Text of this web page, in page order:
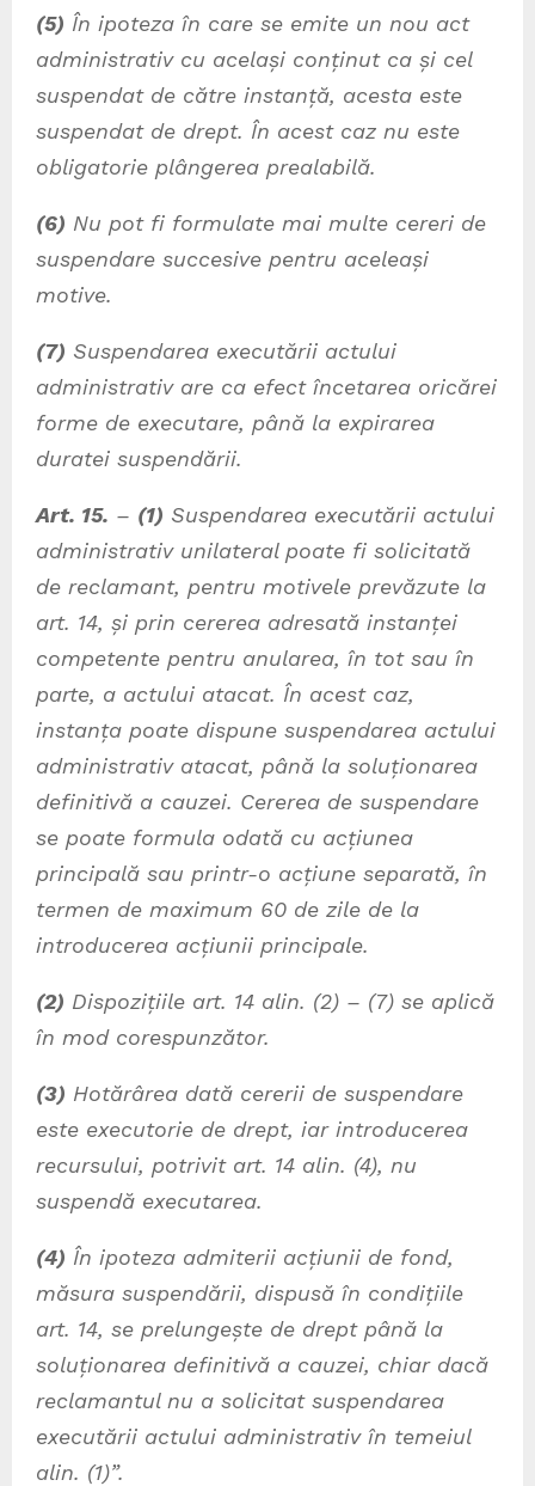
(5) În ipoteza în care se emite un nou act
administrativ cu același conținut ca și cel
suspendat de către instanță, acesta este
suspendat de drept. În acest caz nu este
obligatorie plângerea prealabilă.
(6) Nu pot fi formulate mai multe cereri de
suspendare succesive pentru aceleași
motive.
(7) Suspendarea executării actului
administrativ are ca efect încetarea oricărei
forme de executare, până la expirarea
duratei suspendării.
Art. 15. – (1) Suspendarea executării actului
administrativ unilateral poate fi solicitată
de reclamant, pentru motivele prevăzute la
art. 14, și prin cererea adresată instanței
competente pentru anularea, în tot sau în
parte, a actului atacat. În acest caz,
instanța poate dispune suspendarea actului
administrativ atacat, până la soluționarea
definitivă a cauzei. Cererea de suspendare
se poate formula odată cu acțiunea
principală sau printr-o acțiune separată, în
termen de maximum 60 de zile de la
introducerea acțiunii principale.
(2) Dispozițiile art. 14 alin. (2) – (7) se aplică
în mod corespunzător.
(3) Hotărârea dată cererii de suspendare
este executorie de drept, iar introducerea
recursului, potrivit art. 14 alin. (4), nu
suspendă executarea.
(4) În ipoteza admiterii acțiunii de fond,
măsura suspendării, dispusă în condițiile
art. 14, se prelungește de drept până la
soluționarea definitivă a cauzei, chiar dacă
reclamantul nu a solicitat suspendarea
executării actului administrativ în temeiul
alin. (1)”.